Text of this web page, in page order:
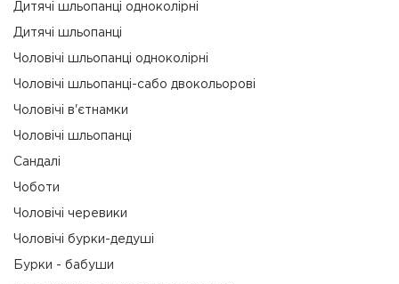
Дитячі шльопанці одноколірні
Дитячі шльопанці
Чоловічі шльопанці одноколірні
Чоловічі шльопанці-сабо двокольорові
Чоловічі в'єтнамки
Чоловічі шльопанці
Сандалі
Чоботи
Чоловічі черевики
Чоловічі бурки-дедуші
Бурки - бабуши